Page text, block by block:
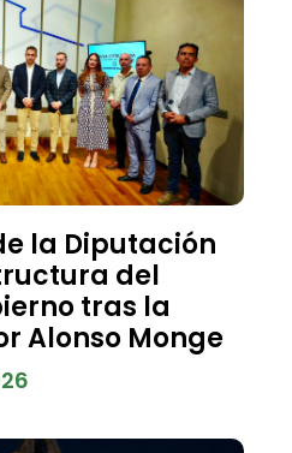
la Diputación
del
tras la
Alonso Monge